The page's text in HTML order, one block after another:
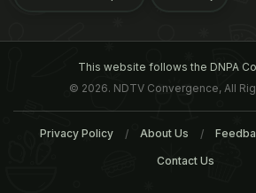
This website follows the DNPA
© 2026. NDTV Convergence, All
Privacy Policy About Us
Contact Us